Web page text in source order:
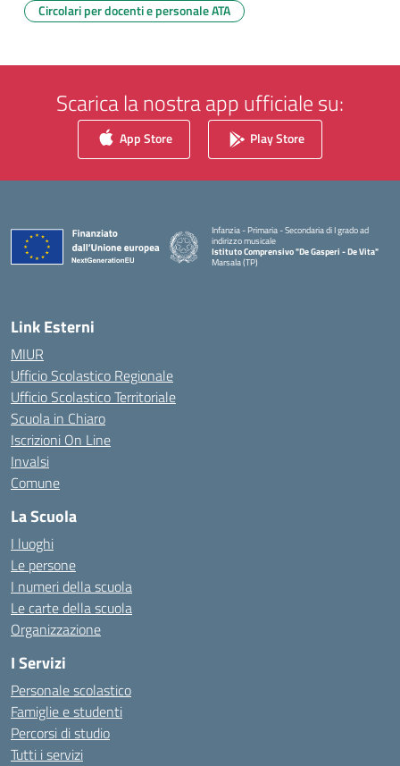
Circolari per docenti e personale ATA
Scarica la nostra app ufficiale su:
App Store Play Store
Infanzia - Primaria - Secondaria di I grado ad
indirizzo musicale
Istituto Comprensivo "De Gasperi - De Vita"
Marsala (TP)
Link Esterni
MIUR
Ufficio Scolastico Regionale
Ufficio Scolastico Territoriale
Scuola in Chiaro
Iscrizioni On Line
Invalsi
Comune
La Scuola
I luoghi
Le persone
I numeri della scuola
Le carte della scuola
Organizzazione
I Servizi
Personale scolastico
Famiglie e studenti
Percorsi di studio
Tutti i servizi